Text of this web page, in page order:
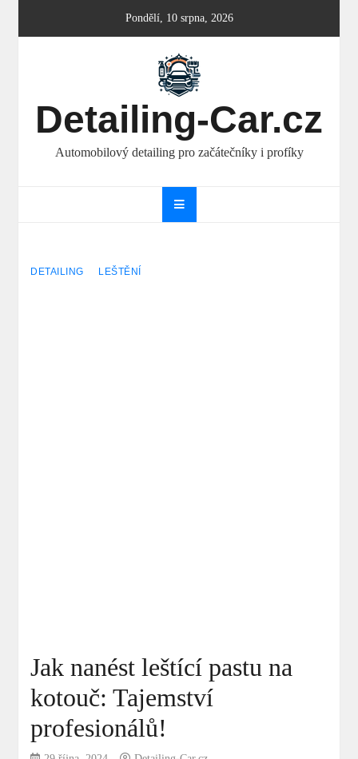
Pondělí, 10 srpna, 2026
Detailing-Car.cz
Automobilový detailing pro začátečníky i profíky
DETAILING LEŠTĚNÍ
Jak nanést leštící pastu na
kotouč: Tajemství
profesionálů!